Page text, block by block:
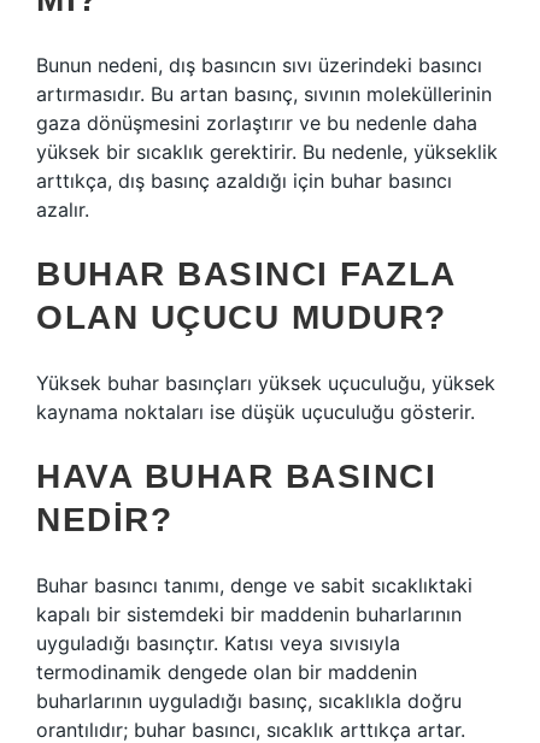
Bunun nedeni, dış basıncın sıvı üzerindeki basıncı
artırmasıdır. Bu artan basınç, sıvının moleküllerinin
gaza dönüşmesini zorlaştırır ve bu nedenle daha
yüksek bir sıcaklık gerektirir. Bu nedenle, yükseklik
arttıkça, dış basınç azaldığı için buhar basıncı
azalır.
BUHAR BASINCI FAZLA
OLAN UÇUCU MUDUR?
Yüksek buhar basınçları yüksek uçuculuğu, yüksek
kaynama noktaları ise düşük uçuculuğu gösterir.
HAVA BUHAR BASINCI
NEDIR?
Buhar basıncı tanımı, denge ve sabit sıcaklıktaki
kapalı bir sistemdeki bir maddenin buharlarının
uyguladığı basınçtır. Katısı veya sıvısıyla
termodinamik dengede olan bir maddenin
buharlarının uyguladığı basınç, sıcaklıkla doğru
orantılıdır; buhar basıncı, sıcaklık arttıkça artar.